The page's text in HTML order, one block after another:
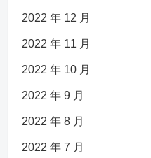
2022 年 12 月
2022 年 11 月
2022 年 10 月
2022 年 9 月
2022 年 8 月
2022 年 7 月